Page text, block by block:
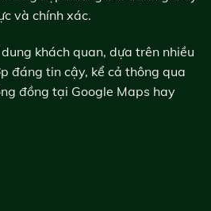
và chính xác.
khách quan, dựa trên nhiều
đáng tin cậy, kể cả thông qua
đồng tại Google Maps hay